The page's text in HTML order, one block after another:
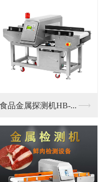
铝箔金属探测仪